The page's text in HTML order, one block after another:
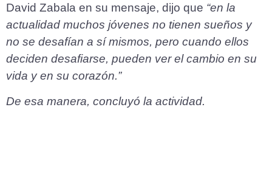
David Zabala en su mensaje, dijo que “en la
actualidad muchos jóvenes no tienen sueños y
no se desafían a sí mismos, pero cuando ellos
deciden desafiarse, pueden ver el cambio en su
vida y en su corazón.”
De esa manera, concluyó la actividad.